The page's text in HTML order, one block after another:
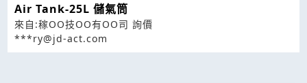
Air Tank-25L 儲氣筒
來自:稼OO技OO有OO司 詢價
***ry@jd-act.com